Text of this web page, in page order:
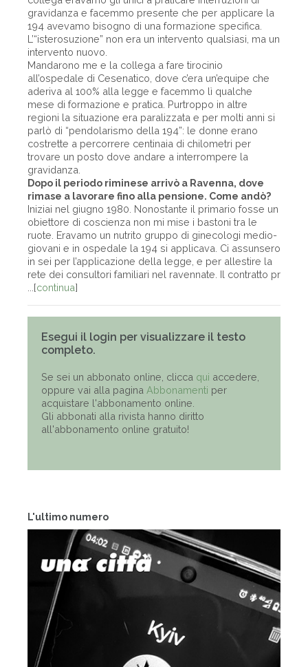
L'ultimo numero
gravidanza e facemmo presente che per applicare la
194 avevamo bisogno di una formazione specifica.
L’“isterosuzione” non era un intervento qualsiasi, ma un
intervento nuovo.
Mandarono me e la collega a fare tirocinio
all’ospedale di Cesenatico, dove c’era un’equipe che
aderiva al 100% alla legge e facemmo lì qualche
mese di formazione e pratica. Purtroppo in altre
regioni la situazione era paralizzata e per molti anni si
parlò di “pendolarismo della 194”: le donne erano
costrette a percorrere centinaia di chilometri per
trovare un posto dove andare a interrompere la
gravidanza.
Dopo il periodo riminese arrivò a Ravenna, dove
rimase a lavorare fino alla pensione. Come andò?
Iniziai nel giugno 1980. Nonostante il primario fosse un
obiettore di coscienza non mi mise i bastoni tra le
ruote. Eravamo un nutrito gruppo di ginecologi medio-
giovani e in ospedale la 194 si applicava. Ci assunsero
in sei per l’applicazione della legge, e per allestire la
rete dei consultori familiari nel ravennate. Il contratto pr
...[continua]
Esegui il login per visualizzare il testo
completo.
Se sei un abbonato online, clicca qui accedere,
oppure vai alla pagina Abbonamenti per
acquistare l'abbonamento online.
Gli abbonati alla rivista hanno diritto
all'abbonamento online gratuito!